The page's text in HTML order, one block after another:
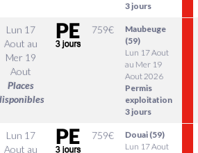
3 jours
Lun 17
Aout au
Mer 19
Aout
Places
759€
Maubeuge
(59)
Lun 17 Aout
au Mer 19
Aout 2026
Permis
exploitation
3 jours
Lun 17
Aout au
759€
Douai (59)
Lun 17 Aout